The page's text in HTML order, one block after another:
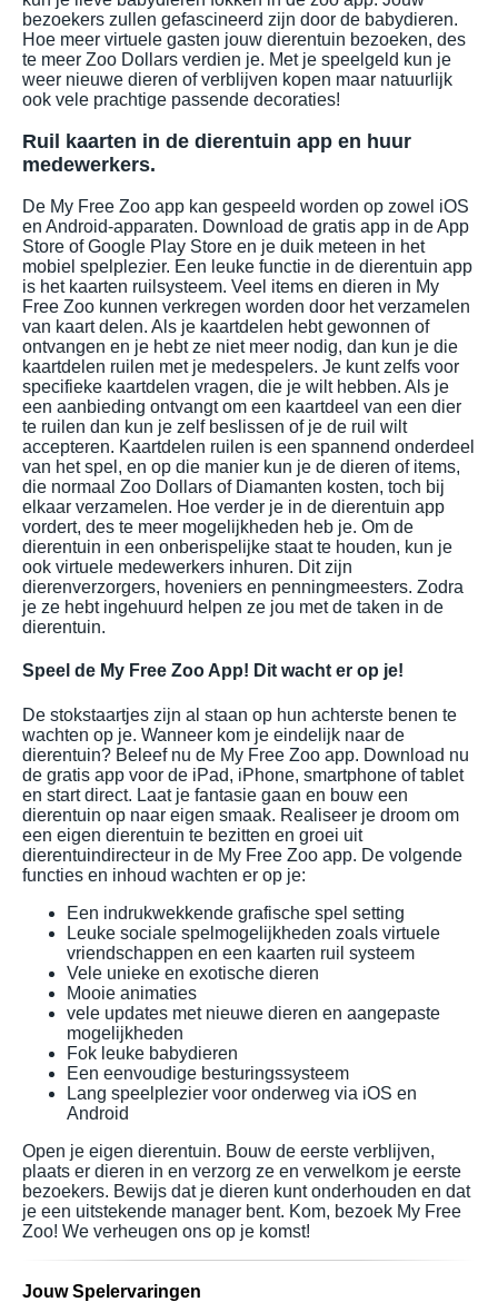
bezoekers zullen gefascineerd zijn door de babydieren.
Hoe meer virtuele gasten jouw dierentuin bezoeken, des
te meer Zoo Dollars verdien je. Met je speelgeld kun je
weer nieuwe dieren of verblijven kopen maar natuurlijk
ook vele prachtige passende decoraties!
Ruil kaarten in de dierentuin app en huur
medewerkers.
De My Free Zoo app kan gespeeld worden op zowel iOS
en Android-apparaten. Download de gratis app in de App
Store of Google Play Store en je duik meteen in het
mobiel spelplezier. Een leuke functie in de dierentuin app
is het kaarten ruilsysteem. Veel items en dieren in My
Free Zoo kunnen verkregen worden door het verzamelen
van kaart delen. Als je kaartdelen hebt gewonnen of
ontvangen en je hebt ze niet meer nodig, dan kun je die
kaartdelen ruilen met je medespelers. Je kunt zelfs voor
specifieke kaartdelen vragen, die je wilt hebben. Als je
een aanbieding ontvangt om een kaartdeel van een dier
te ruilen dan kun je zelf beslissen of je de ruil wilt
accepteren. Kaartdelen ruilen is een spannend onderdeel
van het spel, en op die manier kun je de dieren of items,
die normaal Zoo Dollars of Diamanten kosten, toch bij
elkaar verzamelen. Hoe verder je in de dierentuin app
vordert, des te meer mogelijkheden heb je. Om de
dierentuin in een onberispelijke staat te houden, kun je
ook virtuele medewerkers inhuren. Dit zijn
dierenverzorgers, hoveniers en penningmeesters. Zodra
je ze hebt ingehuurd helpen ze jou met de taken in de
dierentuin.
Speel de My Free Zoo App! Dit wacht er op je!
De stokstaartjes zijn al staan op hun achterste benen te
wachten op je. Wanneer kom je eindelijk naar de
dierentuin? Beleef nu de My Free Zoo app. Download nu
de gratis app voor de iPad, iPhone, smartphone of tablet
en start direct. Laat je fantasie gaan en bouw een
dierentuin op naar eigen smaak. Realiseer je droom om
een eigen dierentuin te bezitten en groei uit
dierentuindirecteur in de My Free Zoo app. De volgende
functies en inhoud wachten er op je:
Een indrukwekkende grafische spel setting
Leuke sociale spelmogelijkheden zoals virtuele
vriendschappen en een kaarten ruil systeem
Vele unieke en exotische dieren
Mooie animaties
vele updates met nieuwe dieren en aangepaste
mogelijkheden
Fok leuke babydieren
Een eenvoudige besturingssysteem
Lang speelplezier voor onderweg via iOS en
Android
Open je eigen dierentuin. Bouw de eerste verblijven,
plaats er dieren in en verzorg ze en verwelkom je eerste
bezoekers. Bewijs dat je dieren kunt onderhouden en dat
je een uitstekende manager bent. Kom, bezoek My Free
Zoo! We verheugen ons op je komst!
Jouw Spelervaringen